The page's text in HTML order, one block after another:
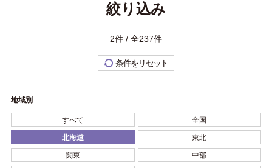
絞り込み
2件 / 全237件
条件をリセット
地域別
すべて 全国
北海道 東北
関東 中部